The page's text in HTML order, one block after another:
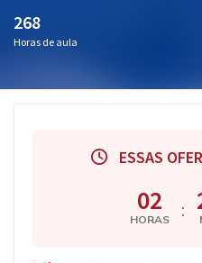
Aprovados
268
Horas de aula
ESSAS
02
HORAS :